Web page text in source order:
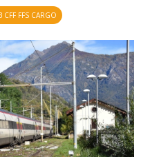
CFF FFS CARGO